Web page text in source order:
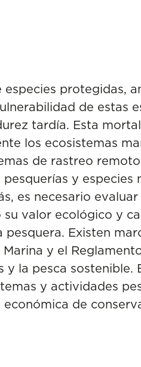
protegidas,
de estas
tardía. Esta
los ecosistemas
de rastreo
y especies
es necesario
valor ecológico y
Existen
y el
la pesca sostenible.
y actividades
de